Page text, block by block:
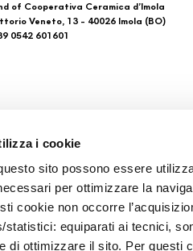
i cookie
sito possono essere
per ottimizzare la
cookie non occorre
statistici: equiparati ai tecnici,
di ottimizzare il sito. Per questi
of Cooperativa Ceramica d’Imola
Veneto, 13 - 40026 Imola (BO)
0542 601601
Contacts
Points de vente